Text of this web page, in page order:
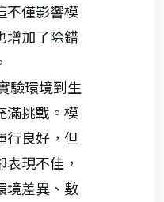
不僅影響模
增加了除錯
驗環境到生
滿挑戰。模
行良好，但
現不佳，
境差異、數